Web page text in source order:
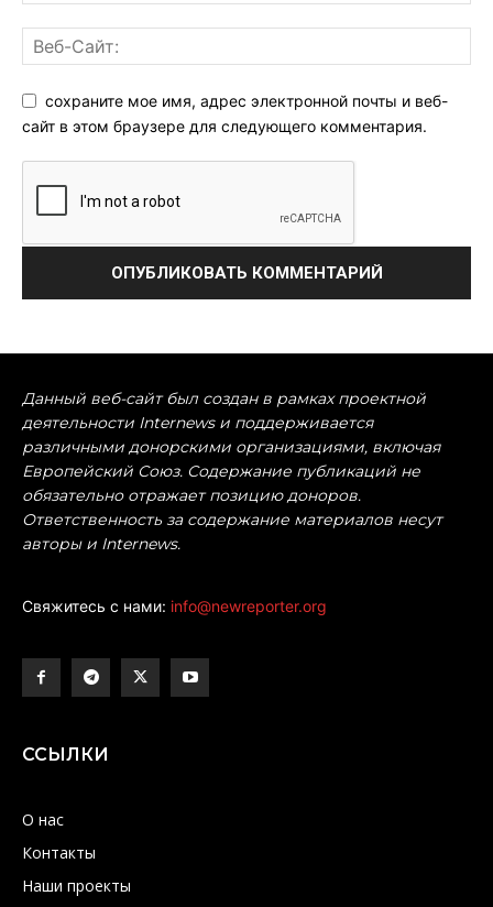
сохраните мое имя, адрес электронной почты и веб-
сайт в этом браузере для следующего комментария.
Данный веб-сайт был создан в рамках проектной
деятельности Internews и поддерживается
различными донорскими организациями, включая
Европейский Союз. Содержание публикаций не
обязательно отражает позицию доноров.
Ответственность за содержание материалов несут
авторы и Internews.
Свяжитесь с нами: info@newreporter.org
ССЫЛКИ
О нас
Контакты
Наши проекты